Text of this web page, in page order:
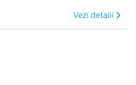
Vezi detalii